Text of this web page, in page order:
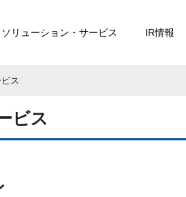
ソリューション・サービス IR情報
ス
ビス